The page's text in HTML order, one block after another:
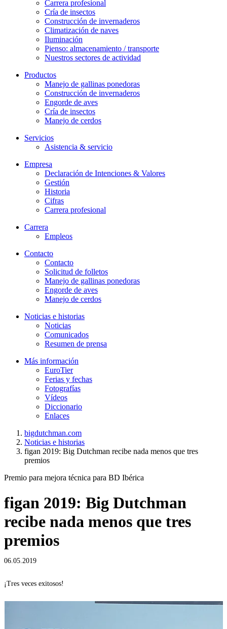
Carrera profesional
Cría de insectos
Construcción de invernaderos
Climatización de naves
Iluminación
Pienso: almacenamiento / transporte
Nuestros sectores de actividad
Productos
Manejo de gallinas ponedoras
Construcción de invernaderos
Engorde de aves
Cría de insectos
Manejo de cerdos
Servicios
Asistencia & servicio
Empresa
Declaración de Intenciones & Valores
Gestión
Historia
Cifras
Carrera profesional
Carrera
Empleos
Contacto
Contacto
Solicitud de folletos
Manejo de gallinas ponedoras
Engorde de aves
Manejo de cerdos
Noticias e historias
Noticias
Comunicados
Resumen de prensa
Más información
EuroTier
Ferias y fechas
Fotografías
Vídeos
Diccionario
Enlaces
bigdutchman.com
Noticias e historias
figan 2019: Big Dutchman recibe nada menos que tres
premios
Premio para mejora técnica para BD Ibérica
figan 2019: Big Dutchman
recibe nada menos que tres
premios
06.05.2019
¡Tres veces exitosos!